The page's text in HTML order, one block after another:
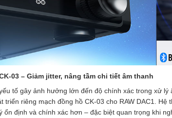
03 – Giảm jitter, nâng tầm chi tiết âm thanh
tố gây ảnh hưởng lớn đến độ chính xác trong xử
triển riêng mạch đồng hồ CK-03 cho RAW DAC1.
ổn định và chính xác hơn – đặc biệt quan trọng khi